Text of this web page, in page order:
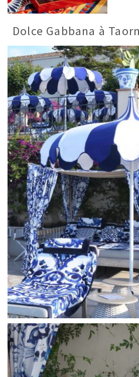
Dolce Gabbana à